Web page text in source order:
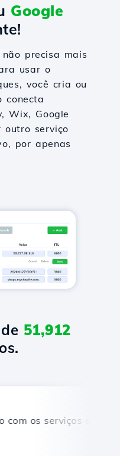
Google
não precisa mais
usar o
você cria ou
conecta
Wix, Google
outro serviço
por apenas
51,912
os serviços oferecidos